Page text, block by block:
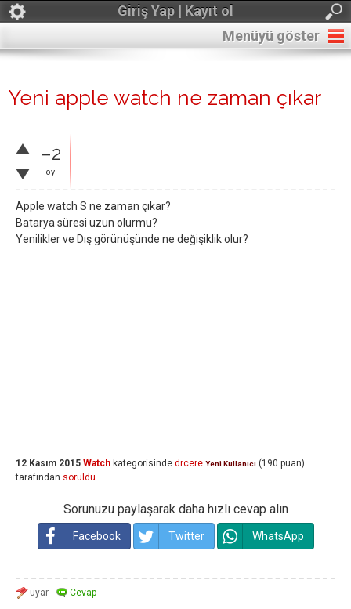
Giriş Yap | Kayıt ol
Menüyü göster
Yeni apple watch ne zaman çıkar
–2
oy
Apple watch S ne zaman çıkar?
Batarya süresi uzun olurmu?
Yenilikler ve Dış görünüşünde ne değişiklik olur?
12 Kasım 2015 Watch kategorisinde drcere Yeni Kullanıcı (190 puan)
tarafından soruldu
Sorunuzu paylaşarak daha hızlı cevap alın
Facebook Twitter WhatsApp